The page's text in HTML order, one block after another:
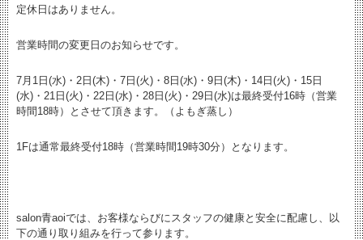
定休日はありません。
営業時間の変更日のお知らせです。
7月1日(水)・2日(木)・7日(火)・8日(水)・9日(木)・14日(火)・15日
(水)・21日(火)・22日(水)・28日(火)・29日(水)は最終受付16時（営業
時間18時）とさせて頂きます。（よもぎ蒸し）
1Fは通常最終受付18時（営業時間19時30分）となります。
salon青aoiでは、お客様ならびにスタッフの健康と安全に配慮し、以
下の通り取り組みを行って参ります。